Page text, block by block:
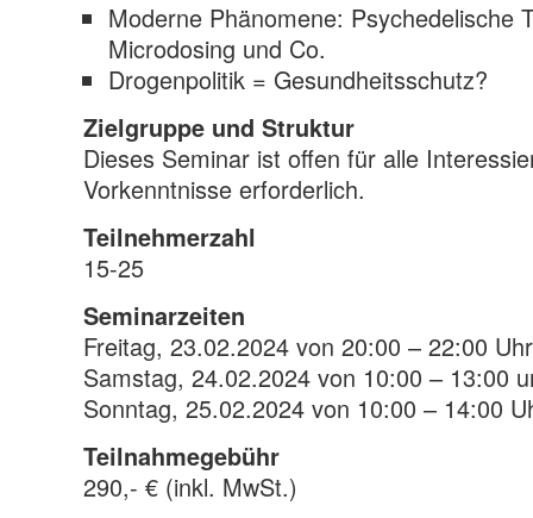
Moderne Phänomene: Psychedelische
Microdosing und Co.
Drogenpolitik = Gesundheitsschutz?
Zielgruppe und Struktur
Dieses Seminar ist offen für alle
Vorkenntnisse erforderlich.
Teilnehmerzahl
15-25
Seminarzeiten
Freitag, 23.02.2024 von 20:00 – 22:00 Uhr
Samstag, 24.02.2024 von 10:00 – 13:00
Sonntag, 25.02.2024 von 10:00 – 14:00
Teilnahmegebühr
290,- € (inkl. MwSt.)